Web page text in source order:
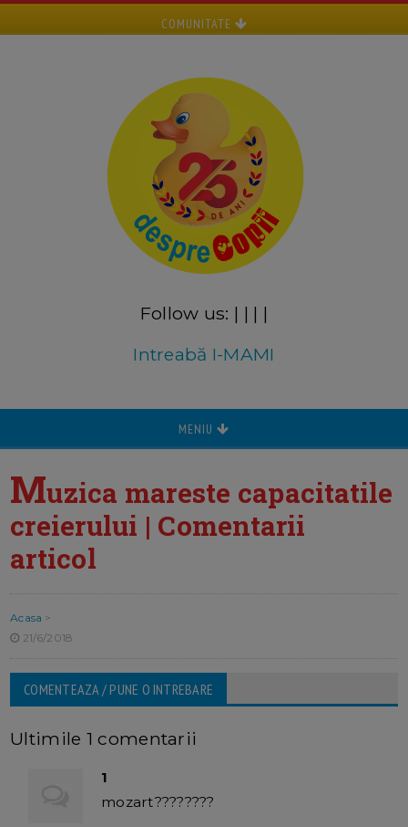
COMUNITATE
Follow us: | | | |
Intreabă I-MAMI
MENIU
Muzica mareste capacitatile
creierului | Comentarii
articol
Acasa >
21/6/2018
COMENTEAZA / PUNE O INTREBARE
Ultimile 1 comentarii
1
mozart????????